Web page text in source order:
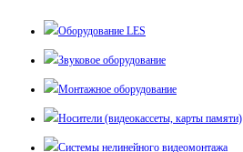
Оборудование LES
Звуковое оборудование
Монтажное оборудование
Носители (видеокассеты, карты памяти)
Системы нелинейного видеомонтажа